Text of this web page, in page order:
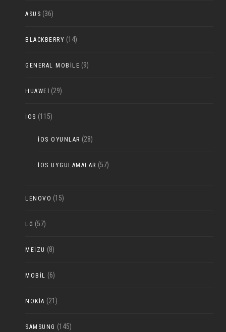
ASUS (36)
BLACKBERRY (14)
GENERAL MOBILE (9)
HUAWEI (29)
IOS (115)
IOS OYUNLAR (28)
IOS UYGULAMALAR (57)
LENOVO (15)
LG (57)
MEIZU (8)
MOBIL (6)
NOKIA (21)
SAMSUNG (145)